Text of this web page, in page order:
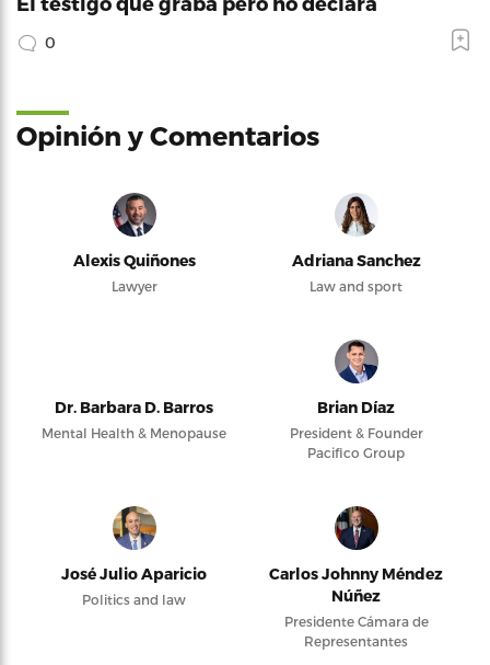
0
Opinión y Comentarios
Alexis Quiñones
Lawyer
Adriana Sanchez
Law and sport
Dr. Barbara D. Barros
Mental Health & Menopause
Brian Díaz
President & Founder
Pacifico Group
José Julio Aparicio
Politics and law
Carlos Johnny Méndez
Núñez
Presidente Cámara de
Representantes